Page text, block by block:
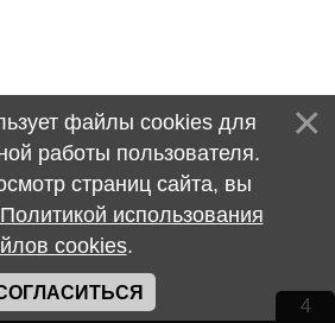
файлы cookies для
работы пользователя.
страниц сайта, вы
Политикой использования
cookies.
4